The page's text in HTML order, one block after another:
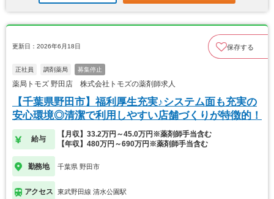
更新日：2026年6月18日 保存する
正社員 調剤薬局 募集停止
薬局トモズ 野田店 株式会社トモズの薬剤師求人
【千葉県野田市】福利厚生充実♪システム面も充実の
安心環境◎清潔で利用しやすい店舗づくりが特徴的！
給与
【月収】33.2万円～45.0万円※薬剤師手当含む
【年収】480万円～690万円※薬剤師手当含む
勤務地 千葉県 野田市
アクセス 東武野田線 清水公園駅